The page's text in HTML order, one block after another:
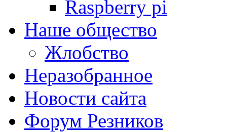
Raspberry pi
Наше общество
Жлобство
Неразобранное
Новости сайта
Форум Резников